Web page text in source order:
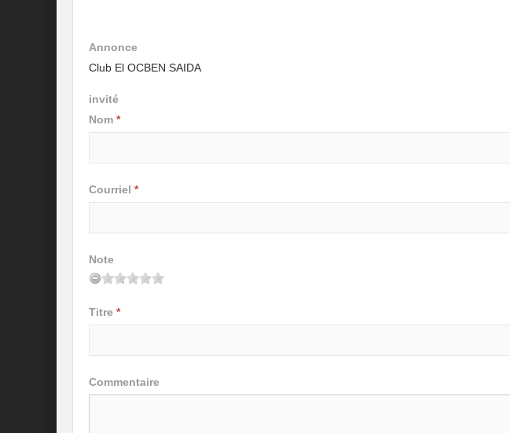
Annonce
Club El OCBEN SAIDA
invité
Nom *
Courriel *
Note
Titre *
Commentaire